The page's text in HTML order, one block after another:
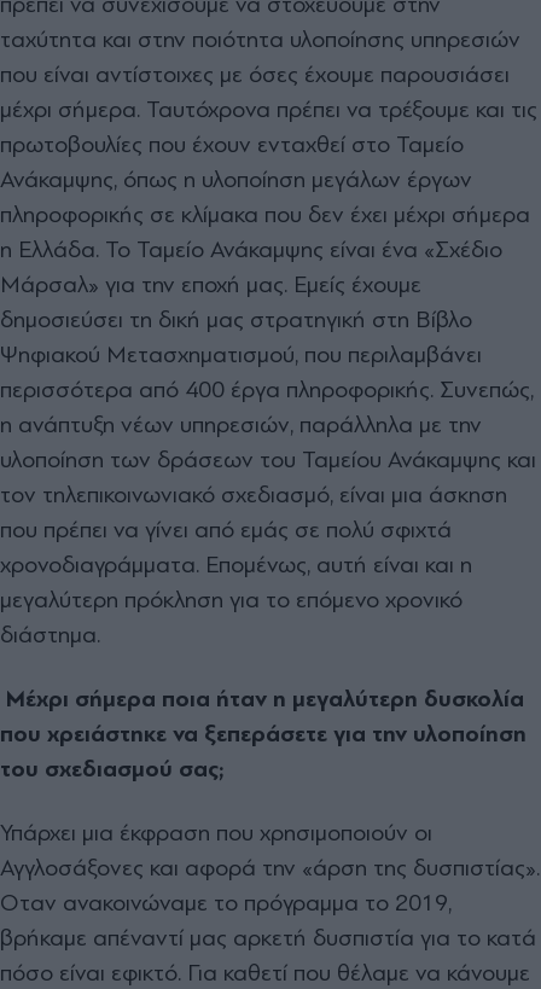
ταχύτητα και στην ποιότητα υλοποίησης υπηρεσιών
που είναι αντίστοιχες με όσες έχουμε παρουσιάσει
μέχρι σήμερα. Ταυτόχρονα πρέπει να τρέξουμε και τις
πρωτοβουλίες που έχουν ενταχθεί στο Ταμείο
Ανάκαμψης, όπως η υλοποίηση μεγάλων έργων
πληροφορικής σε κλίμακα που δεν έχει μέχρι σήμερα
η Ελλάδα. Το Ταμείο Ανάκαμψης είναι ένα «Σχέδιο
Μάρσαλ» για την εποχή μας. Εμείς έχουμε
δημοσιεύσει τη δική μας στρατηγική στη Βίβλο
Ψηφιακού Μετασχηματισμού, που περιλαμβάνει
περισσότερα από 400 έργα πληροφορικής. Συνεπώς,
η ανάπτυξη νέων υπηρεσιών, παράλληλα με την
υλοποίηση των δράσεων του Ταμείου Ανάκαμψης και
τον τηλεπικοινωνιακό σχεδιασμό, είναι μια άσκηση
που πρέπει να γίνει από εμάς σε πολύ σφιχτά
χρονοδιαγράμματα. Επομένως, αυτή είναι και η
μεγαλύτερη πρόκληση για το επόμενο χρονικό
διάστημα.
Μέχρι σήμερα ποια ήταν η μεγαλύτερη δυσκολία
που χρειάστηκε να ξεπεράσετε για την υλοποίηση
του σχεδιασμού σας;
Υπάρχει μια έκφραση που χρησιμοποιούν οι
Αγγλοσάξονες και αφορά την «άρση της δυσπιστίας».
Οταν ανακοινώναμε το πρόγραμμα το 2019,
βρήκαμε απέναντί μας αρκετή δυσπιστία για το κατά
πόσο είναι εφικτό. Για καθετί που θέλαμε να κάνουμε